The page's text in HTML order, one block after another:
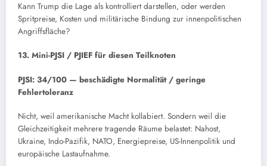
Kann Trump die Lage als kontrolliert darstellen, oder werden
Spritpreise, Kosten und militärische Bindung zur innenpolitischen
Angriffsfläche?
13. Mini-PJSI / PJIEF für diesen Teilknoten
PJSI: 34/100 — beschädigte Normalität / geringe
Fehlertoleranz
Nicht, weil amerikanische Macht kollabiert. Sondern weil die
Gleichzeitigkeit mehrere tragende Räume belastet: Nahost,
Ukraine, Indo-Pazifik, NATO, Energiepreise, US-Innenpolitik und
europäische Lastaufnahme.